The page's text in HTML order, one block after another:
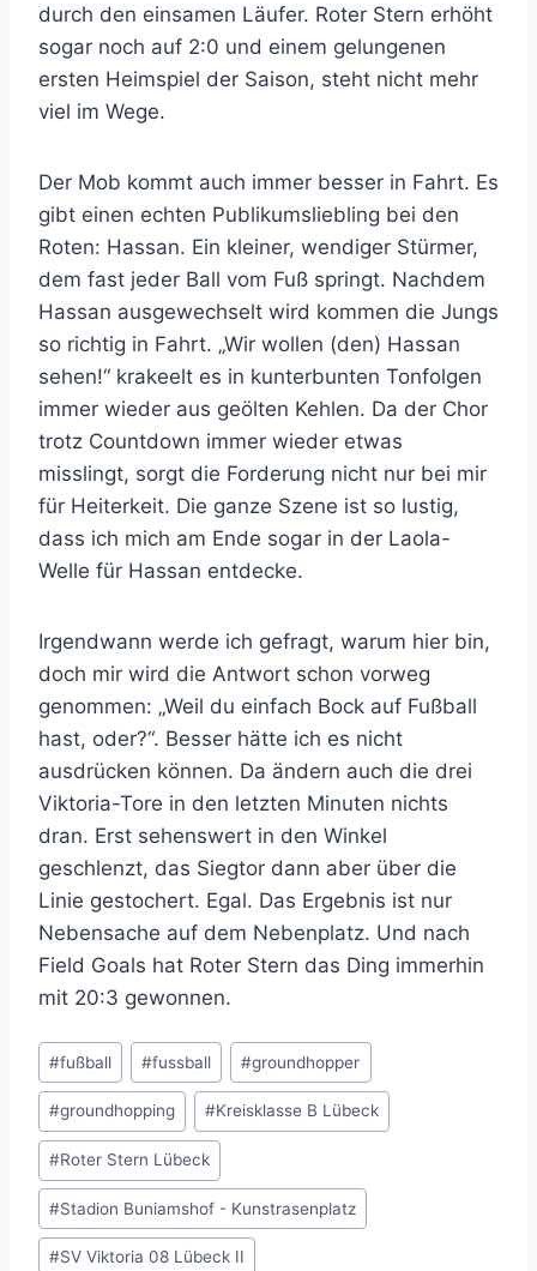
durch den einsamen Läufer. Roter Stern erhöht
sogar noch auf 2:0 und einem gelungenen
ersten Heimspiel der Saison, steht nicht mehr
viel im Wege.
Der Mob kommt auch immer besser in Fahrt. Es
gibt einen echten Publikumsliebling bei den
Roten: Hassan. Ein kleiner, wendiger Stürmer,
dem fast jeder Ball vom Fuß springt. Nachdem
Hassan ausgewechselt wird kommen die Jungs
so richtig in Fahrt. „Wir wollen (den) Hassan
sehen!“ krakeelt es in kunterbunten Tonfolgen
immer wieder aus geölten Kehlen. Da der Chor
trotz Countdown immer wieder etwas
misslingt, sorgt die Forderung nicht nur bei mir
für Heiterkeit. Die ganze Szene ist so lustig,
dass ich mich am Ende sogar in der Laola-
Welle für Hassan entdecke.
Irgendwann werde ich gefragt, warum hier bin,
doch mir wird die Antwort schon vorweg
genommen: „Weil du einfach Bock auf Fußball
hast, oder?“. Besser hätte ich es nicht
ausdrücken können. Da ändern auch die drei
Viktoria-Tore in den letzten Minuten nichts
dran. Erst sehenswert in den Winkel
geschlenzt, das Siegtor dann aber über die
Linie gestochert. Egal. Das Ergebnis ist nur
Nebensache auf dem Nebenplatz. Und nach
Field Goals hat Roter Stern das Ding immerhin
mit 20:3 gewonnen.
Schlagworte:
#fußball #fussball #groundhopper
#groundhopping #Kreisklasse B Lübeck
#Roter Stern Lübeck
#Stadion Buniamshof - Kunstrasenplatz
#SV Viktoria 08 Lübeck II